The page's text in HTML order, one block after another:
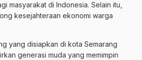
masyarakat di Indonesia. Selain itu,
kesejahteraan ekonomi warga
yang disiapkan di kota Semarang
generasi muda yang memimpin